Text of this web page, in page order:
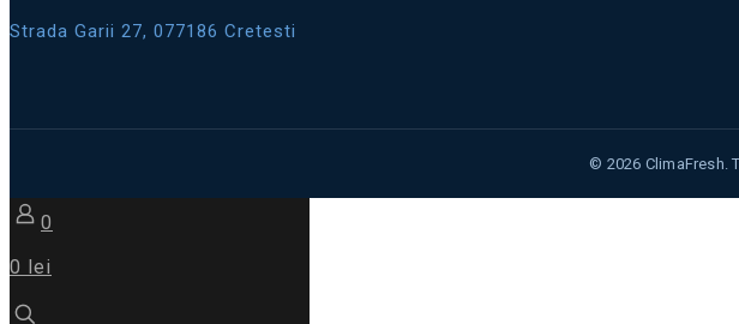
Strada Garii 27, 077186 Cretesti
0
0 lei